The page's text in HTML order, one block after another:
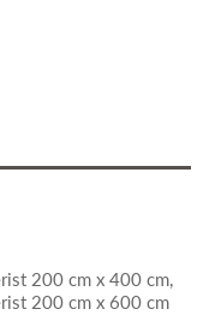
200 cm x 400 cm,
200 cm x 600 cm